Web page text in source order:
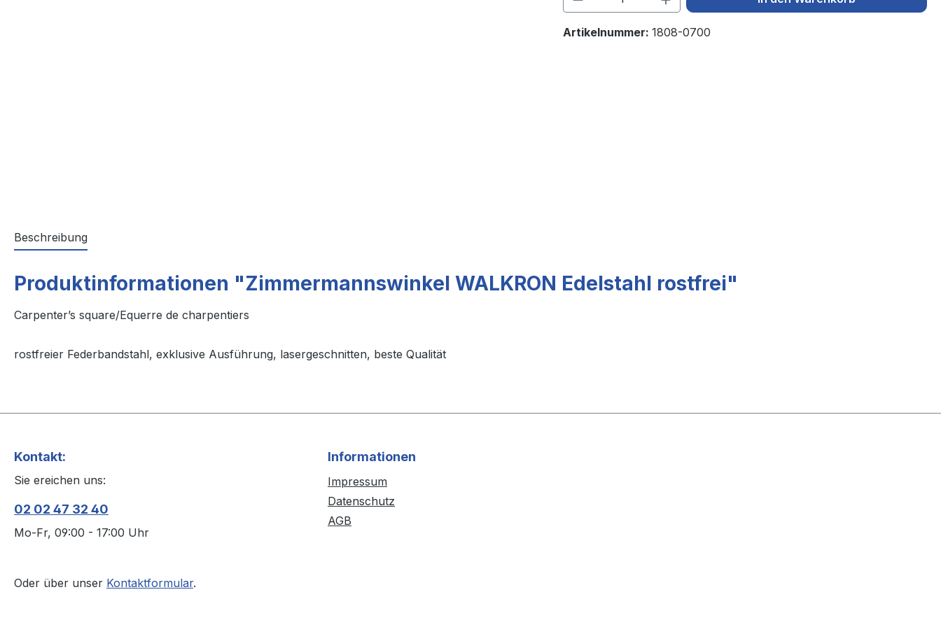
Artikelnummer: 1808-0700
Beschreibung
Produktinformationen "Zimmermannswinkel WALKRON Edelstahl rostfrei"
Carpenter’s square/Equerre de charpentiers
rostfreier Federbandstahl, exklusive Ausführung, lasergeschnitten, beste Qualität
Kontakt:
Sie ereichen uns:
02 02 47 32 40
Mo-Fr, 09:00 - 17:00 Uhr
Oder über unser Kontaktformular.
Informationen
Impressum
Datenschutz
AGB